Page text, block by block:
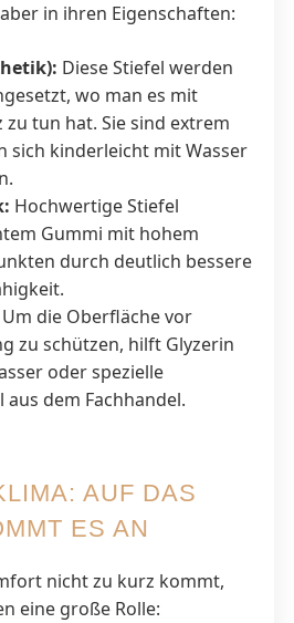
in ihren Eigenschaften:
Diese Stiefel werden
wo man es mit
tun hat. Sie sind extrem
sich kinderleicht mit Wasser
Hochwertige Stiefel
Gummi mit hohem
durch deutlich bessere
Um die Oberfläche vor
zu schützen, hilft Glyzerin
oder spezielle
dem Fachhandel.
AUF DAS F
ES AN
nicht zu kurz kommt,
eine große Rolle: